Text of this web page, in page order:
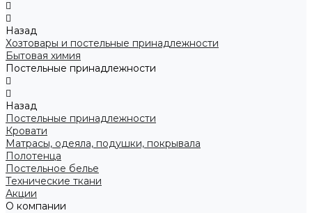
Назад
Хозтовары и постельные принадлежности
Бытовая химия
Постельные принадлежности
Назад
Постельные принадлежности
Кровати
Матрасы, одеяла, подушки, покрывала
Полотенца
Постельное белье
Технические ткани
Акции
О компании